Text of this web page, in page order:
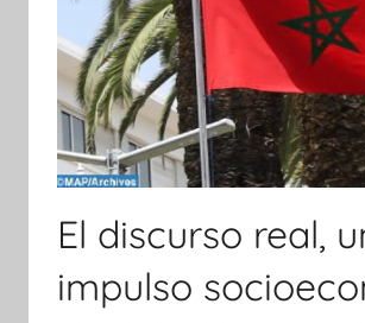
El discurso real,
impulso